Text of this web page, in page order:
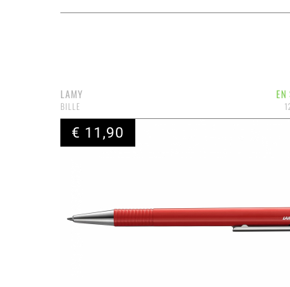
LAMY
BILLE
€ 11,90